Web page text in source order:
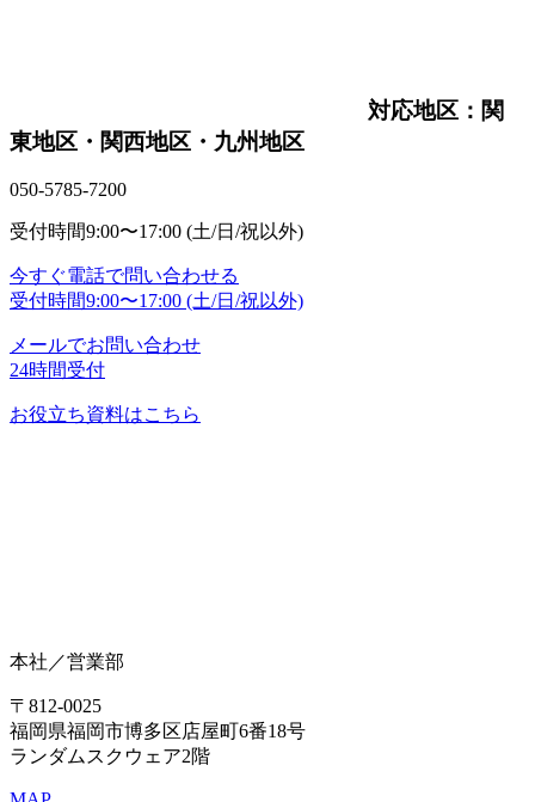
対応地区：関
東地区・関西地区・九州地区
050-5785-7200
受付時間9:00〜17:00 (土/日/祝以外)
今すぐ電話で問い合わせる
受付時間9:00〜17:00 (土/日/祝以外)
メールでお問い合わせ
24時間受付
お役立ち資料はこちら
本社／営業部
〒812-0025
福岡県福岡市博多区店屋町6番18号
ランダムスクウェア2階